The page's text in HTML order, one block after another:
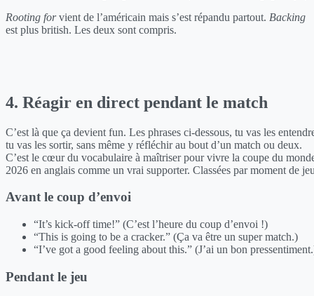
Rooting forvient de l’américain mais s’est répandu partout. Backing
est plus british. Les deux sont compris.
4. Réagir en direct pendant le match
C’est là que ça devient fun. Les phrases ci-dessous, tu vas les
tu vas les sortir, sans même y réfléchir au bout d’un match ou deux.
C’est le cœur du vocabulaire à maîtriser pour vivre la coupe du
2026 en anglais comme un vrai supporter. Classées par moment de
Avant le coup d’envoi
“It’s kick-off time!” (C’est l’heure du coup d’envoi !)
“This is going to be a cracker.” (Ça va être un super match.)
“I’ve got a good feeling about this.” (J’ai un bon
Pendant le jeu